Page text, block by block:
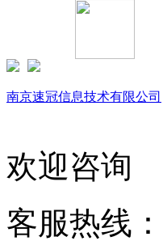
南京速冠信息技术有限公司
欢迎咨询
客服热线